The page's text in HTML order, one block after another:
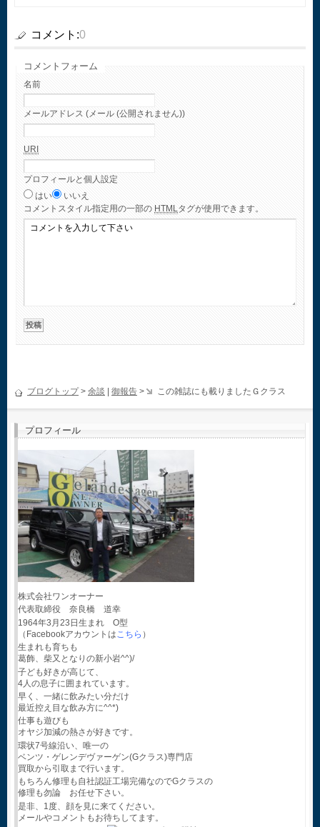
コメント:0
コメントフォーム
名前
メールアドレス (メール (公開されません))
URI
プロフィールと個人設定
はい
いいえ
コメント スタイル指定用の一部の HTMLタグが使用できます。
ブログトップ> 余談 御報告 > この雑誌にも載りましたＧクラス
プロフィール
株式会社ワンオーナー
代表取締役 奈良橋 道幸
1964年3月23日生まれ O型
（Facebookアカウントはこちら ）
生まれも育ちも
葛飾、柴又となりの新小岩^^)/
子ども好きが高じて、
4人の息子に囲まれています。
早く、一緒に飲みたい分だけ
最近控え目な飲み方に^^*)
仕事も遊びも
オヤジ加減の熱さが好きです。
環状7号線沿い、唯一の
ベンツ・ゲレンデヴァーゲン(Gクラス)専門店
買取から引取まで行います。
もちろん修理も自社認証工場完備なのでGクラスの
修理も勿論 お任せ下さい。
是非、1度、顔を見に来てください。
メールやコメントもお待ちしてます。